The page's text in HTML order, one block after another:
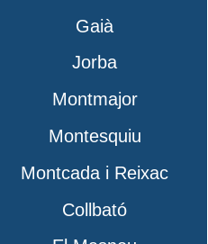
Gaià
Jorba
Montmajor
Montesquiu
Montcada i Reixac
Collbató